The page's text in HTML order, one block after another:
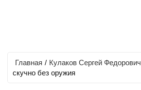
Главная / Кулаков Сергей Федорович
скучно без оружия